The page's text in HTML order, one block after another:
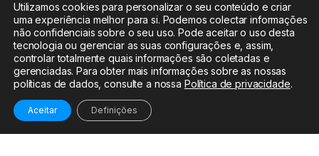
Chamada para a rede fixa
nacional
Electrónica:212
588 047
Informática:212
588 044
Utilizamos cookies para personalizar o seu conteúdo e criar
uma experiência melhor para si. Podemos colectar informações
não confidenciais sobre o seu uso. Pode aceitar o uso desta
tecnologia ou gerenciar as suas configurações e, assim,
controlar totalmente quais informações são coletadas e
gerenciadas. Para obter mais informações sobre as nossas
políticas de dados, consulte a nossa Política de privacidade.
Aceitar Definições